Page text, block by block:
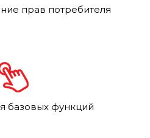
прав потребителя
базовых функций